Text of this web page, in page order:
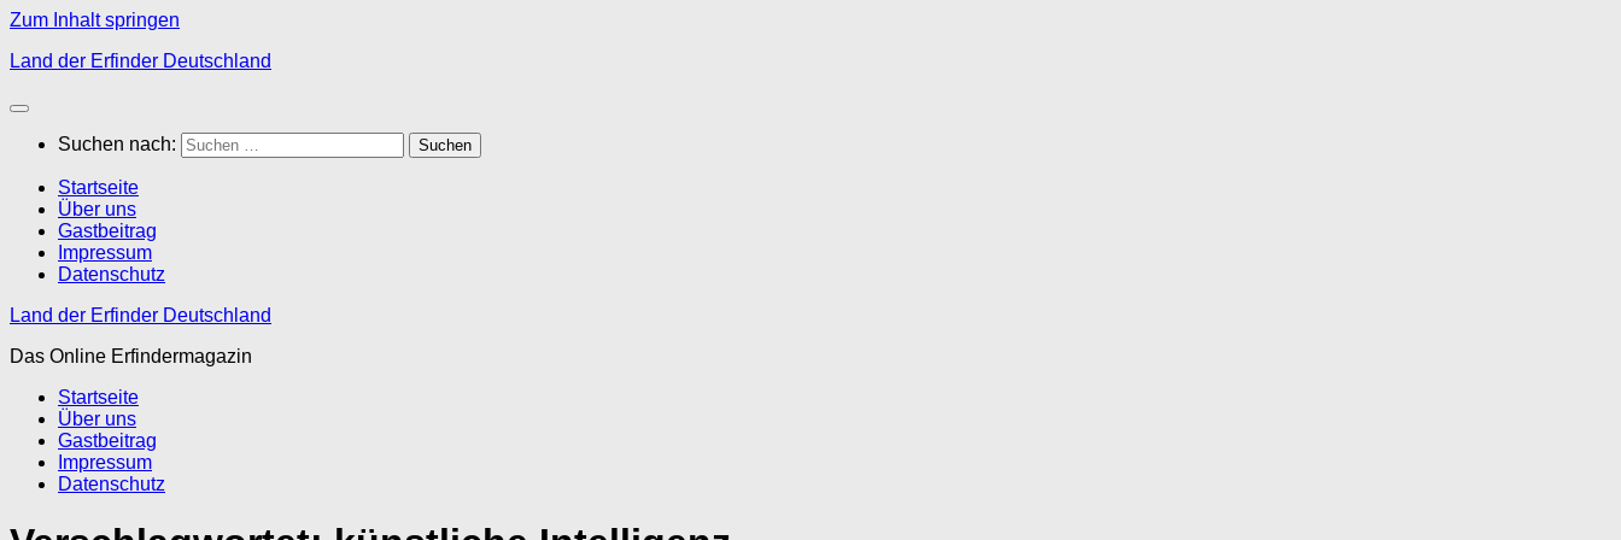
Zum Inhalt springen
Land der Erfinder Deutschland
Suchen nach:
Startseite
Über uns
Gastbeitrag
Impressum
Datenschutz
Land der Erfinder Deutschland
Das Online Erfindermagazin
Startseite
Über uns
Gastbeitrag
Impressum
Datenschutz